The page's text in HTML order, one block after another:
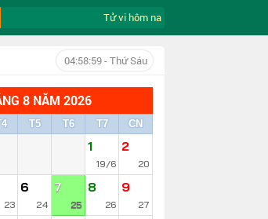
Tử vi hôm nay ngày 7/8/2026 của 12
04:59:00- Thứ Sáu
8 NĂM 2026
T5 T6 T7 CN
1
19/6
2
20
23
6
24
7
25
8
26
9
27